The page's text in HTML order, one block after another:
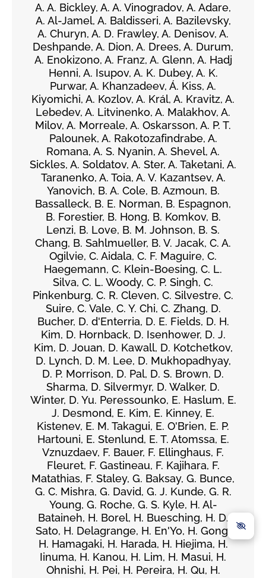
A. A. Bickley, A. A. Vinogradov, A. Adare,
A. Al-Jamel, A. Baldisseri, A. Bazilevsky,
A. Churyn, A. D. Frawley, A. Denisov, A.
Deshpande, A. Dion, A. Drees, A. Durum,
A. Enokizono, A. Franz, A. Glenn, A. Hadj
Henni, A. Isupov, A. K. Dubey, A. K.
Purwar, A. Khanzadeev, Á. Kiss, A.
Kiyomichi, A. Kozlov, A. Král, A. Kravitz, A.
Lebedev, A. Litvinenko, A. Malakhov, A.
Milov, A. Morreale, A. Oskarsson, A. P. T.
Palounek, A. Rakotozafindrabe, A.
Romana, A. S. Nyanin, A. Shevel, A.
Sickles, A. Soldatov, A. Ster, A. Taketani, A.
Taranenko, A. Toia, A. V. Kazantsev, A.
Yanovich, B. A. Cole, B. Azmoun, B.
Bassalleck, B. E. Norman, B. Espagnon,
B. Forestier, B. Hong, B. Komkov, B.
Lenzi, B. Love, B. M. Johnson, B. S.
Chang, B. Sahlmueller, B. V. Jacak, C. A.
Ogilvie, C. Aidala, C. F. Maguire, C.
Haegemann, C. Klein-Boesing, C. L.
Silva, C. L. Woody, C. P. Singh, C.
Pinkenburg, C. R. Cleven, C. Silvestre, C.
Suire, C. Vale, C. Y. Chi, C. Zhang, D.
Bucher, D. d'Enterria, D. E. Fields, D. H.
Kim, D. Hornback, D. Isenhower, D. J.
Kim, D. Jouan, D. Kawall, D. Kotchetkov,
D. Lynch, D. M. Lee, D. Mukhopadhyay,
D. P. Morrison, D. Pal, D. S. Brown, D.
Sharma, D. Silvermyr, D. Walker, D.
Winter, D. Yu. Peressounko, E. Haslum, E.
J. Desmond, E. Kim, E. Kinney, E.
Kistenev, E. M. Takagui, E. O'Brien, E. P.
Hartouni, E. Stenlund, E. T. Atomssa, E.
Vznuzdaev, F. Bauer, F. Ellinghaus, F.
Fleuret, F. Gastineau, F. Kajihara, F.
Matathias, F. Staley, G. Baksay, G. Bunce,
G. C. Mishra, G. David, G. J. Kunde, G. R.
Young, G. Roche, G. S. Kyle, H. Al-
Bataineh, H. Borel, H. Buesching, H. D.
Sato, H. Delagrange, H. En'Yo, H. Gong,
H. Hamagaki, H. Harada, H. Hiejima, H.
Iinuma, H. Kanou, H. Lim, H. Masui, H.
Ohnishi, H. Pei, H. Pereira, H. Qu, H.